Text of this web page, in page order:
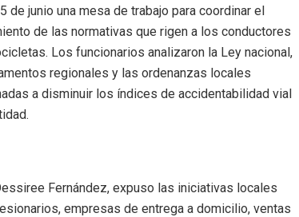
de junio una mesa de trabajo para coordinar el
de las normativas que rigen a los conductores
Los funcionarios analizaron la Ley nacional,
regionales y las ordenanzas locales
a disminuir los índices de accidentabilidad vial
Fernández, expuso las iniciativas locales
empresas de entrega a domicilio, ventas